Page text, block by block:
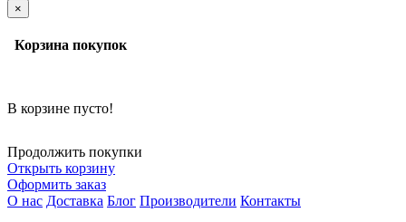
×
Корзина покупок
В корзине пусто!
Продолжить покупки
Открыть корзину
Оформить заказ
О нас Доставка Блог Производители Контакты